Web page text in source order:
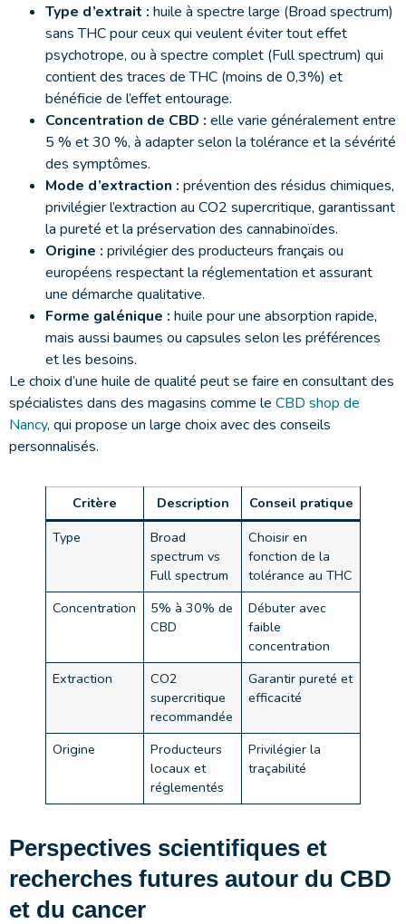
Type d’extrait : huile à spectre large (Broad spectrum)
sans THC pour ceux qui veulent éviter tout effet
psychotrope, ou à spectre complet (Full spectrum) qui
contient des traces de THC (moins de 0,3%) et
bénéficie de l’effet entourage.
Concentration de CBD : elle varie généralement entre
5 % et 30 %, à adapter selon la tolérance et la sévérité
des symptômes.
Mode d’extraction : prévention des résidus chimiques,
privilégier l’extraction au CO2 supercritique, garantissant
la pureté et la préservation des cannabinoïdes.
Origine : privilégier des producteurs français ou
européens respectant la réglementation et assurant
une démarche qualitative.
Forme galénique : huile pour une absorption rapide,
mais aussi baumes ou capsules selon les préférences
et les besoins.
Le choix d’une huile de qualité peut se faire en consultant des
spécialistes dans des magasins comme le CBD shop de
Nancy, qui propose un large choix avec des conseils
personnalisés.
Critère Description
Conseil pratique
Type
Broad
spectrum vs
Full spectrum
Choisir en
fonction de la
tolérance au THC
Concentration
5% à 30% de
CBD
Débuter avec
faible
concentration
Extraction
CO2
supercritique
recommandée
Garantir pureté et
efficacité
Origine
Producteurs
locaux et
réglementés
Privilégier la
traçabilité
Perspectives scientifiques et
recherches futures autour du CBD
et du cancer